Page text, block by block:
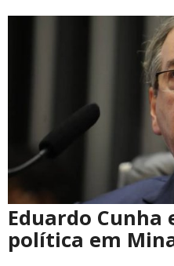
Eduardo
política em